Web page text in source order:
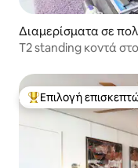
Διαμερίσματα σε
Μονπελιέ
T2 standing κοντά
Κορυφαία επιλογή
Επιλογή